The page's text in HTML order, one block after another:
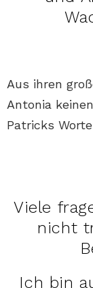
Aus ihren
Antonia
Patricks
Viele
nicht
Ich bin